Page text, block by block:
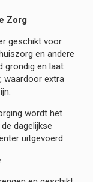
Zorg
geschikt voor
en andere
grondig en laat
waardoor extra
wordt het
dagelijkse
uitgevoerd.